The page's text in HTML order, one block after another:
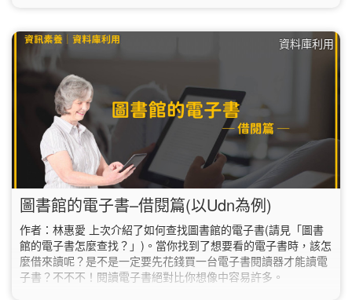
國內圖書館整合查詢MetaCat，確認有哪些圖書館有此本書後，
可以使用一卡通服務、館際互借圖書證與全國文獻傳遞服務資料庫利用
圖書館的電子書–借閱篇(以Udn為例)
作者：林惠愛 上次介紹了如何查找圖書館的電子書(請見「圖書
館的電子書怎麼查找？」)。當你找到了想要看的電子書時，該怎
麼借來讀呢？是不是一定要先花錢買一台電子書閱讀器才能讀電
子書？不不不！閱讀電子書絕對比你想像中容易許多。